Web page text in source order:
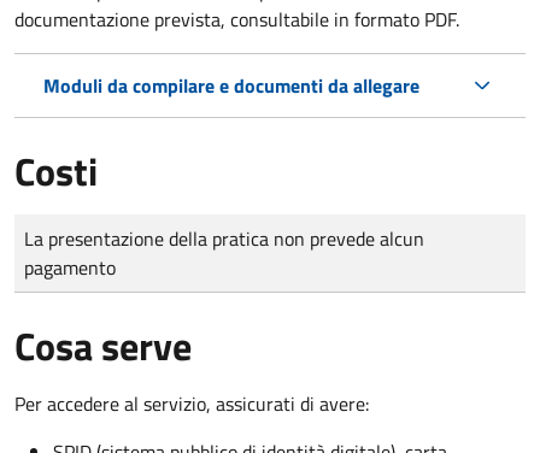
documentazione prevista, consultabile in formato PDF.
Moduli da compilare e documenti da allegare
Costi
Tipo di pagamento
Importo
La presentazione della pratica non prevede alcun
pagamento
Cosa serve
Per accedere al servizio, assicurati di avere: